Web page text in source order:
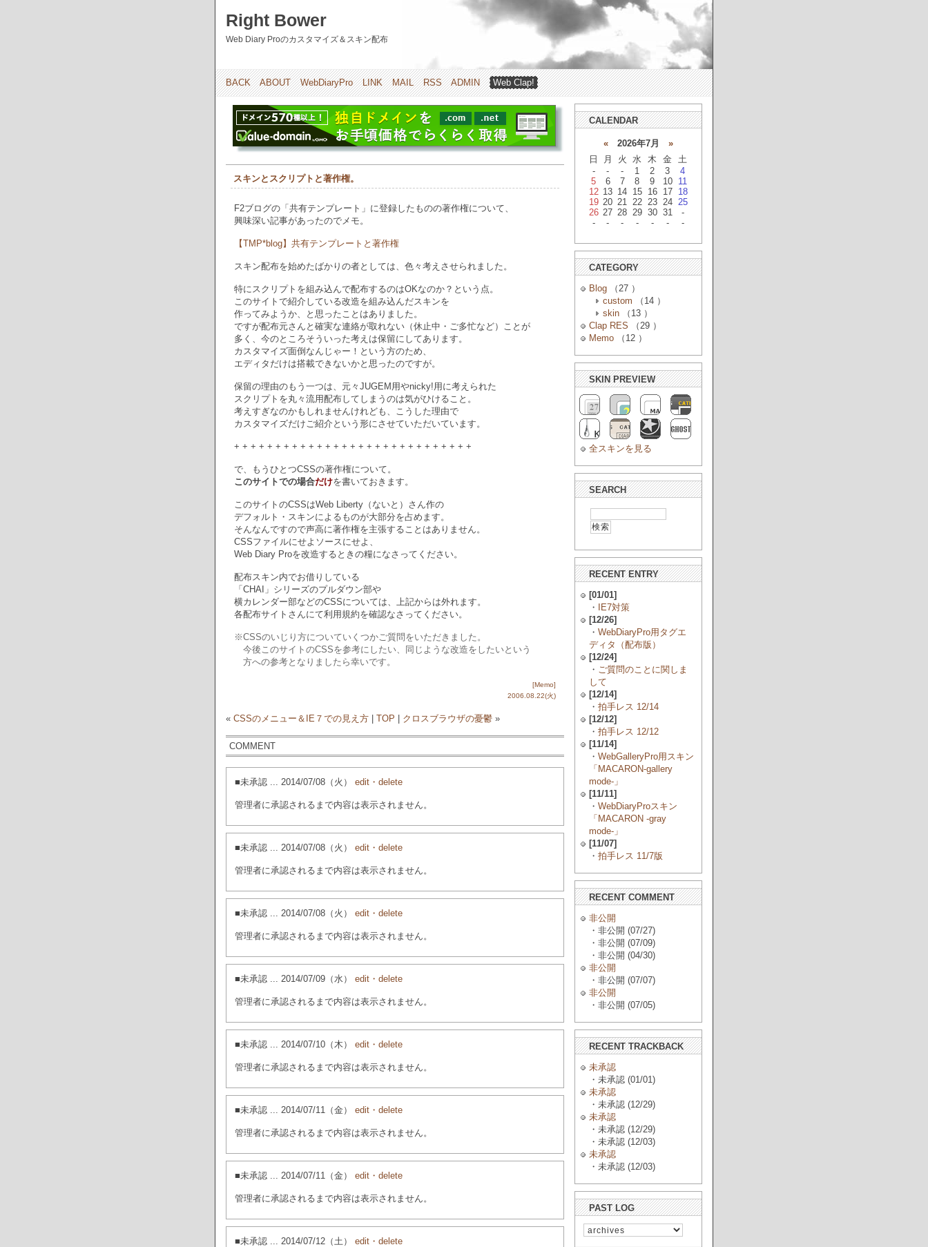
Right Bower
Web Diary Proのカスタマイズ＆スキン配布
BACK ABOUT WebDiaryPro LINK MAIL RSS ADMIN Web Clap!
スキンとスクリプトと著作権。
F2ブログの「共有テンプレート」に登録したものの著作権について、
興味深い記事があったのでメモ。
【TMP*blog】共有テンプレートと著作権
スキン配布を始めたばかりの者としては、色々考えさせられました。
特にスクリプトを組み込んで配布するのはOKなのか？という点。
このサイトで紹介している改造を組み込んだスキンを
作ってみようか、と思ったことはありました。
ですが配布元さんと確実な連絡が取れない（休止中・ご多忙など）ことが
多く、今のところそういった考えは保留にしてあります。
カスタマイズ面倒なんじゃー！という方のため、
エディタだけは搭載できないかと思ったのですが。
保留の理由のもう一つは、元々JUGEM用やnicky!用に考えられた
スクリプトを丸々流用配布してしまうのは気がひけること。
考えすぎなのかもしれませんけれども、こうした理由で
カスタマイズだけご紹介という形にさせていただいています。
+ + + + + + + + + + + + + + + + + + + + + + + + + + + + +
で、もうひとつCSSの著作権について。
このサイトでの場合だけを書いておきます。
このサイトのCSSはWeb Liberty（ないと）さん作の
デフォルト・スキンによるものが大部分を占めます。
そんなんですので声高に著作権を主張することはありません。
CSSファイルにせよソースにせよ、
Web Diary Proを改造するときの糧になさってください。
配布スキン内でお借りしている
「CHAI」シリーズのプルダウン部や
横カレンダー部などのCSSについては、上記からは外れます。
各配布サイトさんにて利用規約を確認なさってください。
※CSSのいじり方についていくつかご質問をいただきました。
今後このサイトのCSSを参考にしたい、同じような改造をしたいという
方への参考となりましたら幸いです。
[Memo]
2006.08.22(火)
« CSSのメニュー＆IE７での見え方 TOP クロスブラウザの憂鬱 »
COMMENT
■未承認 ... 2014/07/08（火） edit・delete
管理者に承認されるまで内容は表示されません。
■未承認 ... 2014/07/08（火） edit・delete
管理者に承認されるまで内容は表示されません。
■未承認 ... 2014/07/08（火） edit・delete
管理者に承認されるまで内容は表示されません。
■未承認 ... 2014/07/09（水） edit・delete
管理者に承認されるまで内容は表示されません。
■未承認 ... 2014/07/10（木） edit・delete
管理者に承認されるまで内容は表示されません。
■未承認 ... 2014/07/11（金） edit・delete
管理者に承認されるまで内容は表示されません。
■未承認 ... 2014/07/11（金） edit・delete
管理者に承認されるまで内容は表示されません。
■未承認 ... 2014/07/12（土） edit・delete
CALENDAR
« 2026年7月 »
日
月 火 水 木 金
土
-
- - 1 2 3
4
5
6 7 8 9 10
11
12 13 14 15 16 17
18
19 20 21 22 23 24 25
26 27 28 29 30 31
-
-
- - - - - -
CATEGORY
Blog （27 ）
custom （14 ）
skin （13 ）
Clap RES （29 ）
Memo （12 ）
SKIN PREVIEW
全スキンを見る
SEARCH
RECENT ENTRY
[01/01]
・ IE7対策
[12/26]
・ WebDiaryPro用タグエ
ディタ（配布版）
[12/24]
・ ご質問のことに関しま
して
[12/14]
・ 拍手レス 12/14
[12/12]
・ 拍手レス 12/12
[11/14]
・ WebGalleryPro用スキン
「MACARON-gallery
mode-」
[11/11]
・ WebDiaryProスキン
「MACARON -gray
mode-」
[11/07]
・ 拍手レス 11/7版
RECENT COMMENT
非公開
・非公開 (07/27)
・非公開 (07/09)
・非公開 (04/30)
非公開
・非公開 (07/07)
非公開
・非公開 (07/05)
RECENT TRACKBACK
未承認
・未承認 (01/01)
未承認
・未承認 (12/29)
未承認
・未承認 (12/29)
・未承認 (12/03)
未承認
・未承認 (12/03)
PAST LOG